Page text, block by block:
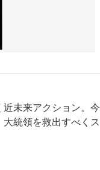
近未来アクション。今
統領を救出すべくス